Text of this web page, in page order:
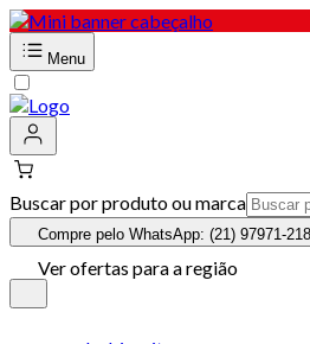
Menu
Buscar por produto ou marca
Compre pelo WhatsApp: (21) 97971-
Ver ofertas para a região